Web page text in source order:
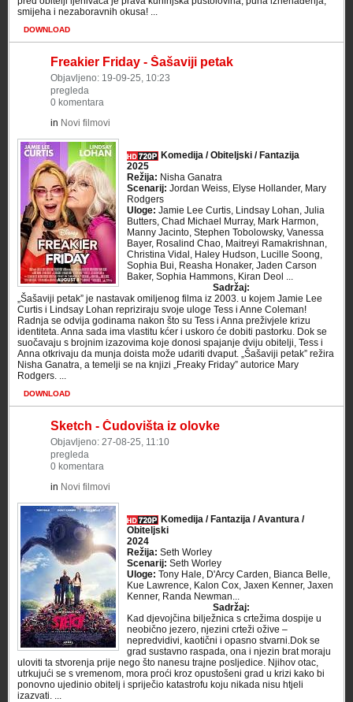
smijeha i nezaboravnih okusa! ...
DOWNLOAD
Freakier Friday - Šašaviji petak
Objavljeno: 19-09-25, 10:23
pregleda
0 komentara
in Novi filmovi
Komedija / Obiteljski / Fantazija
2025
Režija: Nisha Ganatra
Scenarij: Jordan Weiss, Elyse Hollander, Mary
Rodgers
Uloge: Jamie Lee Curtis, Lindsay Lohan, Julia
Butters, Chad Michael Murray, Mark Harmon,
Manny Jacinto, Stephen Tobolowsky, Vanessa
Bayer, Rosalind Chao, Maitreyi Ramakrishnan,
Christina Vidal, Haley Hudson, Lucille Soong,
Sophia Bui, Reasha Honaker, Jaden Carson
Baker, Sophia Hammons, Kiran Deol ...
Sadržaj:
„Šašaviji petak” je nastavak omiljenog filma iz 2003. u kojem Jamie Lee
Curtis i Lindsay Lohan repriziraju svoje uloge Tess i Anne Coleman!
Radnja se odvija godinama nakon što su Tess i Anna preživjele krizu
identiteta. Anna sada ima vlastitu kćer i uskoro će dobiti pastorku. Dok se
suočavaju s brojnim izazovima koje donosi spajanje dviju obitelji, Tess i
Anna otkrivaju da munja doista može udariti dvaput. „Šašaviji petak” režira
Nisha Ganatra, a temelji se na knjizi „Freaky Friday” autorice Mary
Rodgers. ...
DOWNLOAD
Sketch - Čudovišta iz olovke
Objavljeno: 27-08-25, 11:10
pregleda
0 komentara
in Novi filmovi
Komedija / Fantazija / Avantura /
Obiteljski
2024
Režija: Seth Worley
Scenarij: Seth Worley
Uloge: Tony Hale, D'Arcy Carden, Bianca Belle,
Kue Lawrence, Kalon Cox, Jaxen Kenner, Jaxen
Kenner, Randa Newman...
Sadržaj:
Kad djevojčina bilježnica s crtežima dospije u
neobično jezero, njezini crteži ožive –
nepredvidivi, kaotični i opasno stvarni.Dok se
grad sustavno raspada, ona i njezin brat moraju
uloviti ta stvorenja prije nego što nanesu trajne posljedice. Njihov otac,
utrkujući se s vremenom, mora proći kroz opustošeni grad u krizi kako bi
ponovno ujedinio obitelj i spriječio katastrofu koju nikada nisu htjeli
izazvati. ...